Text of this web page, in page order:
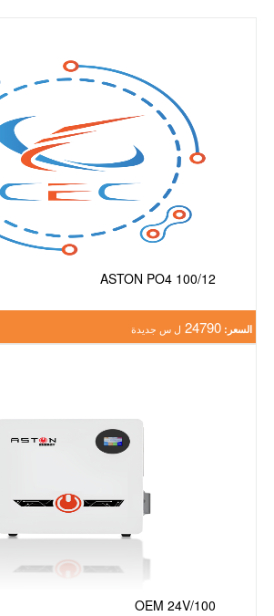
ASTON PO4 100/12
السعر: 24790 ل س جديدة
OEM 24V/100